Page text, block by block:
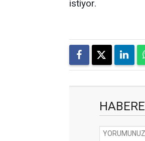
istiyor.
HABERE